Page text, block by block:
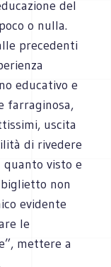
del
o nulla.
precedenti
educativo e
farraginosa,
uscita
di rivedere
quanto visto e
non
evidente
le
mettere a